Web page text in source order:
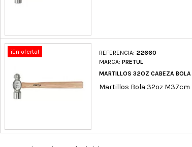
¡En oferta! REFERENCIA: 22660
MARCA: PRETUL
MARTILLOS 32OZ CABEZA
Martillos Bola 32oz M37cm